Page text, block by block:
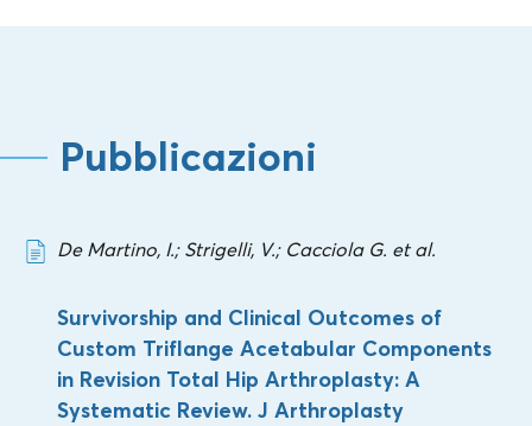
Pubblicazioni
De Martino, I.; Strigelli, V.; Cacciola G. et al.
Survivorship and Clinical Outcomes of
Custom Triflange Acetabular Components
in Revision Total Hip Arthroplasty: A
Systematic Review. J Arthroplasty